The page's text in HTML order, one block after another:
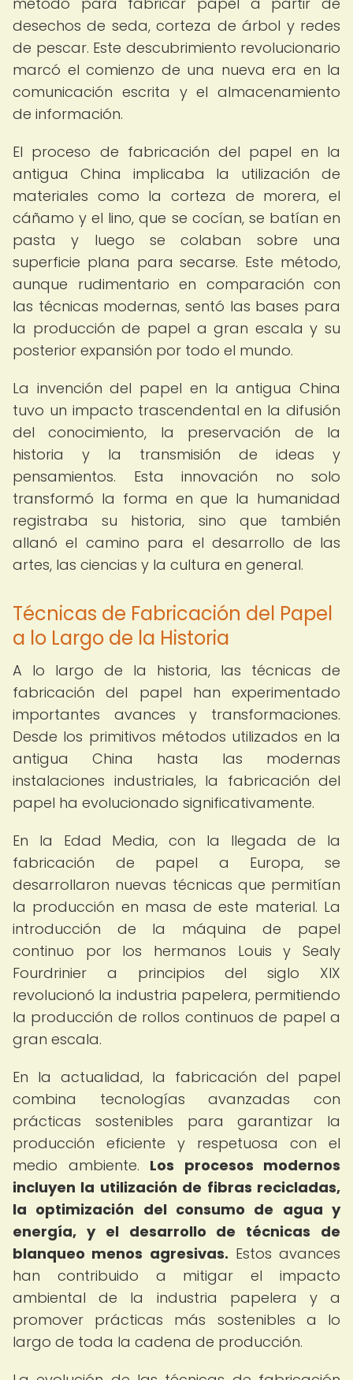
desechos de seda, corteza de árbol y redes
de pescar. Este descubrimiento revolucionario
marcó el comienzo de una nueva era en la
comunicación escrita y el almacenamiento
de información.
El proceso de fabricación del papel en la
antigua China implicaba la utilización de
materiales como la corteza de morera, el
cáñamo y el lino, que se cocían, se batían en
pasta y luego se colaban sobre una
superficie plana para secarse. Este método,
aunque rudimentario en comparación con
las técnicas modernas, sentó las bases para
la producción de papel a gran escala y su
posterior expansión por todo el mundo.
La invención del papel en la antigua China
tuvo un impacto trascendental en la difusión
del conocimiento, la preservación de la
historia y la transmisión de ideas y
pensamientos. Esta innovación no solo
transformó la forma en que la humanidad
registraba su historia, sino que también
allanó el camino para el desarrollo de las
artes, las ciencias y la cultura en general.
Técnicas de Fabricación del Papel
a lo Largo de la Historia
A lo largo de la historia, las técnicas de
fabricación del papel han experimentado
importantes avances y transformaciones.
Desde los primitivos métodos utilizados en la
antigua China hasta las modernas
instalaciones industriales, la fabricación del
papel ha evolucionado significativamente.
En la Edad Media, con la llegada de la
fabricación de papel a Europa, se
desarrollaron nuevas técnicas que permitían
la producción en masa de este material. La
introducción de la máquina de papel
continuo por los hermanos Louis y Sealy
Fourdrinier a principios del siglo XIX
revolucionó la industria papelera, permitiendo
la producción de rollos continuos de papel a
gran escala.
En la actualidad, la fabricación del papel
combina tecnologías avanzadas con
prácticas sostenibles para garantizar la
producción eficiente y respetuosa con el
medio ambiente. Los procesos modernos
incluyen la utilización de fibras recicladas,
la optimización del consumo de agua y
energía, y el desarrollo de técnicas de
blanqueo menos agresivas. Estos avances
han contribuido a mitigar el impacto
ambiental de la industria papelera y a
promover prácticas más sostenibles a lo
largo de toda la cadena de producción.